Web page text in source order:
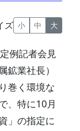
ズ 小 中 大
例記者会見
鉱業社長）
巻く環境な
、特に10月
」の指定に